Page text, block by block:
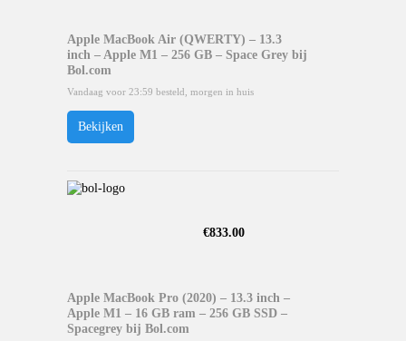
Apple MacBook Air (QWERTY) – 13.3
inch – Apple M1 – 256 GB – Space Grey bij
Bol.com
Vandaag voor 23:59 besteld, morgen in huis
Bekijken
€833.00
Apple MacBook Pro (2020) – 13.3 inch –
Apple M1 – 16 GB ram – 256 GB SSD –
Spacegrey bij Bol.com